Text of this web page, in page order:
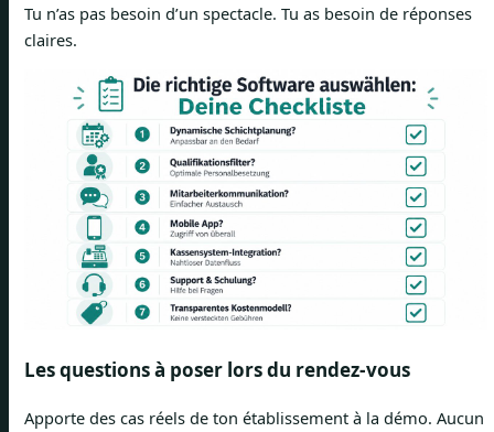
Tu n’as pas besoin d’un spectacle. Tu as besoin de réponses
claires.
Les questions à poser lors du rendez-vous
Apporte des cas réels de ton établissement à la démo. Aucun